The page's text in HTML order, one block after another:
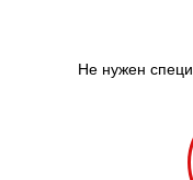
Не нужен